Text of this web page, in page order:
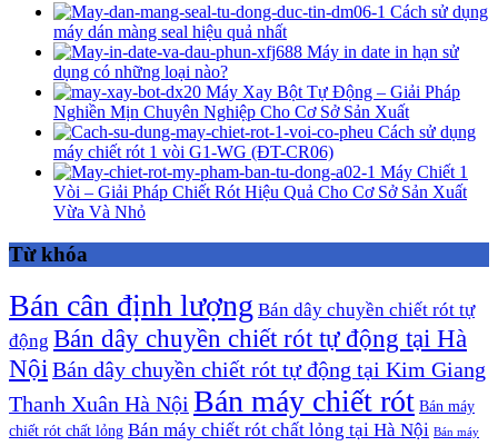
Cách sử dụng
máy dán màng seal hiệu quả nhất
Máy in date in hạn sử
dụng có những loại nào?
Máy Xay Bột Tự Động – Giải Pháp
Nghiền Mịn Chuyên Nghiệp Cho Cơ Sở Sản Xuất
Cách sử dụng
máy chiết rót 1 vòi G1-WG (ĐT-CR06)
Máy Chiết 1
Vòi – Giải Pháp Chiết Rót Hiệu Quả Cho Cơ Sở Sản Xuất
Vừa Và Nhỏ
Từ khóa
Bán cân định lượng Bán dây chuyền chiết rót tự
động Bán dây chuyền chiết rót tự động tại Hà
Nội Bán dây chuyền chiết rót tự động tại Kim Giang
Thanh Xuân Hà Nội Bán máy chiết rót Bán máy
chiết rót chất lỏng Bán máy chiết rót chất lỏng tại Hà Nội Bán máy